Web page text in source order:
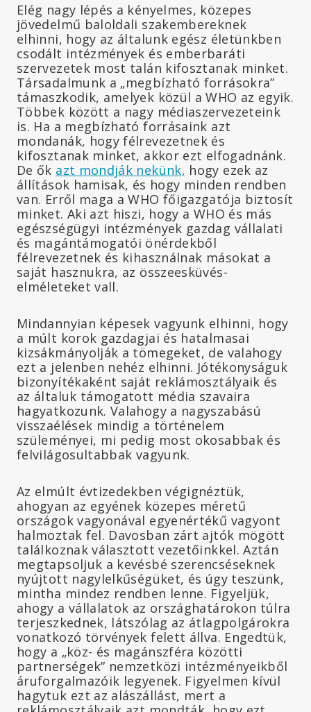
Elég nagy lépés a kényelmes, közepes
jövedelmű baloldali szakembereknek
elhinni, hogy az általunk egész életünkben
csodált intézmények és emberbaráti
szervezetek most talán kifosztanak minket.
Társadalmunk a „megbízható forrásokra”
támaszkodik, amelyek közül a WHO az egyik.
Többek között a nagy médiaszervezeteink
is. Ha a megbízható forrásaink azt
mondanák, hogy félrevezetnek és
kifosztanak minket, akkor ezt elfogadnánk.
De ők azt mondják nekünk, hogy ezek az
állítások hamisak, és hogy minden rendben
van. Erről maga a WHO főigazgatója biztosít
minket. Aki azt hiszi, hogy a WHO és más
egészségügyi intézmények gazdag vállalati
és magántámogatói önérdekből
félrevezetnek és kihasználnak másokat a
saját hasznukra, az összeesküvés-
elméleteket vall.
Mindannyian képesek vagyunk elhinni, hogy
a múlt korok gazdagjai és hatalmasai
kizsákmányolják a tömegeket, de valahogy
ezt a jelenben nehéz elhinni. Jótékonyságuk
bizonyítékaként saját reklámosztályaik és
az általuk támogatott média szavaira
hagyatkozunk. Valahogy a nagyszabású
visszaélések mindig a történelem
szüleményei, mi pedig most okosabbak és
felvilágosultabbak vagyunk.
Az elmúlt évtizedekben végignéztük,
ahogyan az egyének közepes méretű
országok vagyonával egyenértékű vagyont
halmoztak fel. Davosban zárt ajtók mögött
találkoznak választott vezetőinkkel. Aztán
megtapsoljuk a kevésbé szerencséseknek
nyújtott nagylelkűségüket, és úgy teszünk,
mintha mindez rendben lenne. Figyeljük,
ahogy a vállalatok az országhatárokon túlra
terjeszkednek, látszólag az átlagpolgárokra
vonatkozó törvények felett állva. Engedtük,
hogy a „köz- és magánszféra közötti
partnerségek” nemzetközi intézményeikből
áruforgalmazóik legyenek. Figyelmen kívül
hagytuk ezt az alászállást, mert a